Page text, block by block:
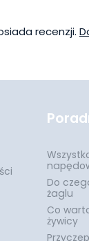
recenzji.
Do
żaglu
Co
żywicy